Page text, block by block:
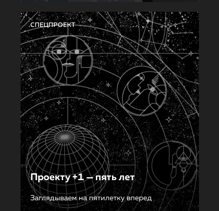
СПЕЦПРОЕКТ
Проекту +1 — пять лет
Заглядываем на пятилетку вперед